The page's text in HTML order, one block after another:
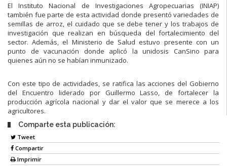
El Instituto Nacional de Investigaciones Agropecuarias (INIAP)
también fue parte de esta actividad donde presentó variedades de
semillas de arroz, el cuidado que se debe tener y los trabajos de
investigación que realizan en búsqueda del fortalecimiento del
sector. Además, el Ministerio de Salud estuvo presente con un
punto de vacunación donde aplicó la unidosis CanSino para
quienes aún no se habían inmunizado.
Con este tipo de actividades, se ratifica las acciones del Gobierno
del Encuentro liderado por Guillermo Lasso, de fortalecer la
producción agrícola nacional y dar el valor que se merece a los
agricultores.
Comparte esta publicación:
Tweet
Compartir
Imprimir